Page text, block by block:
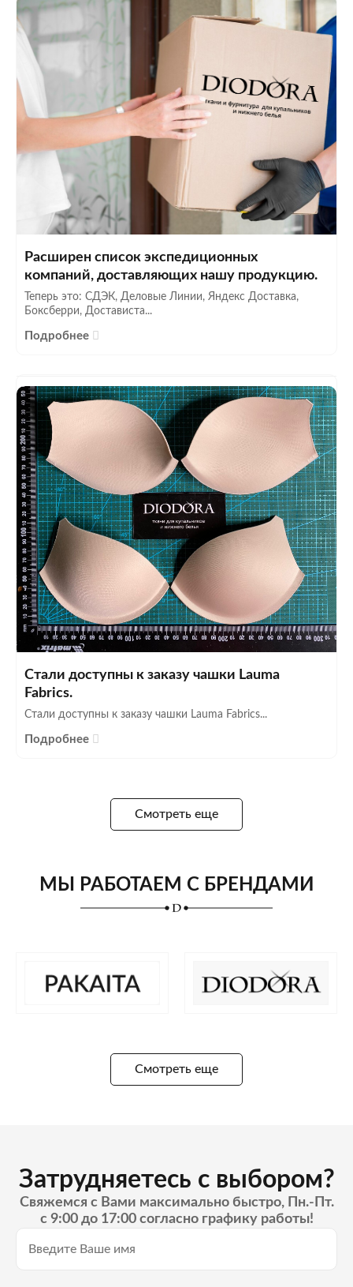
Расширен список экспедиционных
компаний, доставляющих нашу продукцию.
Теперь это: СДЭК, Деловые Линии, Яндекс Доставка,
Боксберри, Достависта...
Подробнее
Стали доступны к заказу чашки Lauma
Fabrics.
Стали доступны к заказу чашки Lauma Fabrics...
Подробнее
Смотреть еще
МЫ РАБОТАЕМ С БРЕНДАМИ
Смотреть еще
Затрудняетесь с выбором?
Свяжемся с Вами максимально быстро, Пн.-Пт.
с 9:00 до 17:00 согласно графику работы!